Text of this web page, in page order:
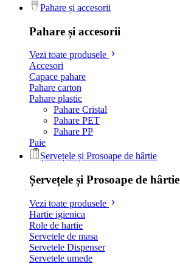
Pahare și accesorii
Pahare și accesorii
Vezi toate produsele
Accesori
Capace pahare
Pahare carton
Pahare plastic
Pahare Cristal
Pahare PET
Pahare PP
Paie
Șervețele și Prosoape de hârtie
Șervețele și Prosoape de hârtie
Vezi toate produsele
Hartie igienica
Role de hartie
Servetele de masa
Servetele Dispenser
Servetele umede